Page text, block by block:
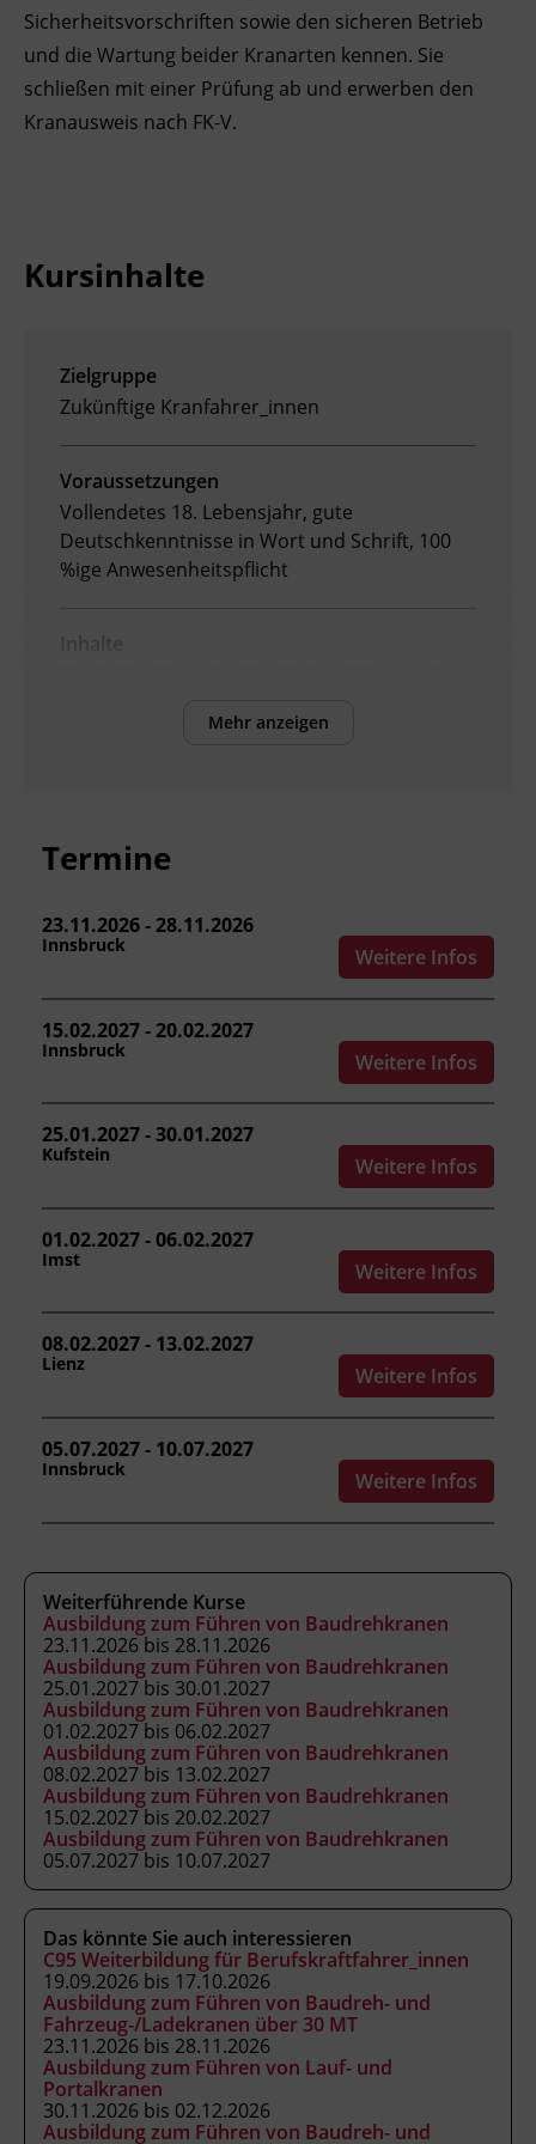
Deutsch und Integration
Akademisches Studienzentrum
BFI Reutte
BFI Schwaz
Sicherheitsvorschriften sowie den sicheren Betrieb
und die Wartung beider Kranarten kennen. Sie
schließen mit einer Prüfung ab und erwerben den
Kranausweis nach FK-V.
Kursinhalte
Zielgruppe
Zukünftige Kranfahrer_innen
Voraussetzungen
Vollendetes 18. Lebensjahr, gute
Deutschkenntnisse in Wort und Schrift, 100
%ige Anwesenheitspflicht
Inhalte
die Grundlagen von Mechanik, Hydraulik
Masse und Schwerpunkt einer Last
bestimmen.
Lasttabelle und Lastdiagramm lesen und
Trage- und Lastaufnahmemittel
auswählen und Lasten richtig
anschlagen.
die Verständigungsmöglichkeiten beim
Kranbetrieb einsetzen.
Aufbau und Besonderheiten von
Baudreh- und Fahrzeugkranen
beschreiben.
Wartungsarbeiten sowie Sicht- und
Funktionsprüfungen durchführen und
Kursformat
Präsenzunterricht
Leitung
Abschluss
Kranausweis nach FK-V
Abschlussinformation
Kranausweis nach FK-V und
Kursbesuchsbestätigung.Unterrichtet nach
Anhang 3 der Fachkenntnisnachweis-
Verordnung (BGBl. II Nr. 13/2007 in der
Ausbildungseinrichtung gemäß § 63
ArbeitnehmerInnenschutzgesetz (BGBl. Nr.
450/1994 in der geltenden Fassung).
Hinweis
Mitzubringen: Taschenrechner
Mehr anzeigen
Termine
23.11.2026 - 28.11.2026
Innsbruck Weitere Infos
15.02.2027 - 20.02.2027
Innsbruck Weitere Infos
25.01.2027 - 30.01.2027
Kufstein Weitere Infos
01.02.2027 - 06.02.2027
Imst Weitere Infos
08.02.2027 - 13.02.2027
Lienz Weitere Infos
05.07.2027 - 10.07.2027
Innsbruck Weitere Infos
Weiterführende Kurse
Ausbildung zum Führen von Baudrehkranen
23.11.2026 bis 28.11.2026
Ausbildung zum Führen von Baudrehkranen
25.01.2027 bis 30.01.2027
Ausbildung zum Führen von Baudrehkranen
01.02.2027 bis 06.02.2027
Ausbildung zum Führen von Baudrehkranen
08.02.2027 bis 13.02.2027
Ausbildung zum Führen von Baudrehkranen
15.02.2027 bis 20.02.2027
Ausbildung zum Führen von Baudrehkranen
05.07.2027 bis 10.07.2027
Das könnte Sie auch interessieren
C95 Weiterbildung für Berufskraftfahrer_innen
19.09.2026 bis 17.10.2026
Ausbildung zum Führen von Baudreh- und
Fahrzeug-/Ladekranen über 30 MT
23.11.2026 bis 28.11.2026
Ausbildung zum Führen von Lauf- und
Portalkranen
30.11.2026 bis 02.12.2026
Ausbildung zum Führen von Baudreh- und